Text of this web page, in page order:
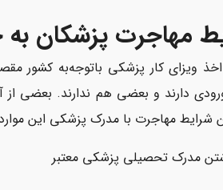
مهاجرت پزشکان
ویزای کار پزشکی باتوجه‌به
دارند و بعضی هم ندارند. بعضی
شرایط مهاجرت با مدرک پزشکی این
مدرک تحصیلی پزشکی معتبر